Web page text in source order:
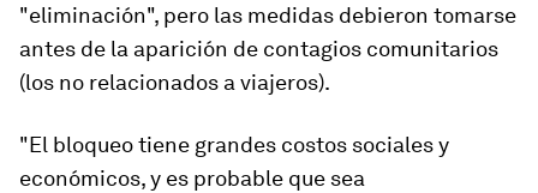
"eliminación", pero las medidas debieron tomarse
antes de la aparición de contagios comunitarios
(los no relacionados a viajeros).
"El bloqueotiene grandes costos sociales y
económicos, y es probable que sea